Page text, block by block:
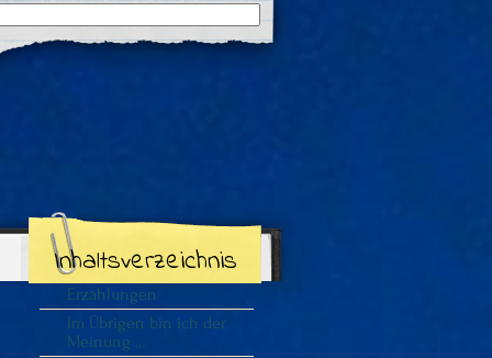
Inhaltsverzeichnis
Erzählungen
Im Übrigen bin ich der
Meinung …